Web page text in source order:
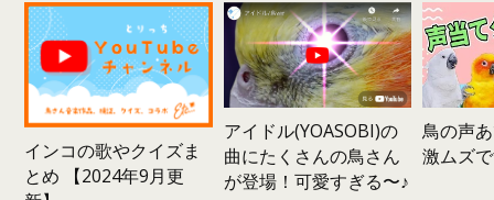
インコの歌やクイズま
とめ 【2024年9月更
アイドル(YOASOBI)の
曲にたくさんの鳥さん
が登場！可愛すぎる〜♪
鳥の声
激ムズ